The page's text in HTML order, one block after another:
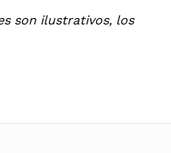
son ilustrativos, los